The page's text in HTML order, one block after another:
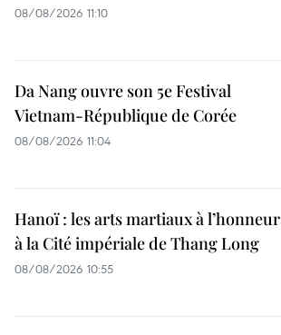
08/08/2026 11:10
Da Nang ouvre son 5e Festival
Vietnam-République de Corée
08/08/2026 11:04
Hanoï : les arts martiaux à l’honneur
à la Cité impériale de Thang Long
08/08/2026 10:55